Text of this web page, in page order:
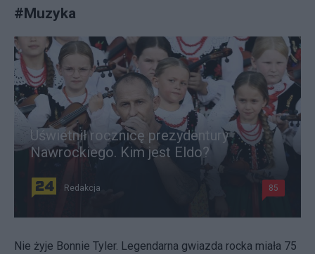
#Muzyka
Uświetnił rocznicę prezydentury
Nawrockiego. Kim jest Eldo?
Redakcja 85
Nie żyje Bonnie Tyler. Legendarna gwiazda rocka miała 75